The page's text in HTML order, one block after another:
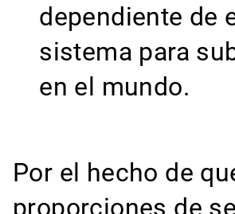
dependiente de
sistema para
en el mundo.
Por el hecho de
proporciones de